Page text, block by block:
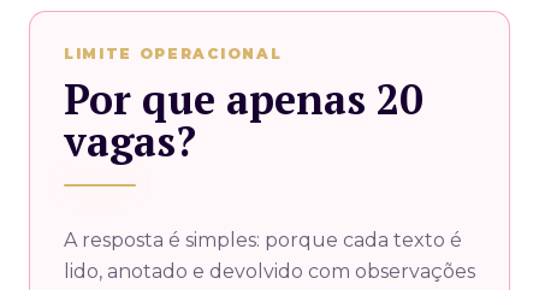
LIMITE OPERACIONAL
Por que apenas 20
vagas?
A resposta é simples: porque cada texto é
lido, anotado e devolvido com observações